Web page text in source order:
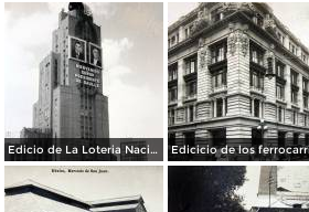
Edicio de La Loteria Nacional Ciudad de México Abril de 1964